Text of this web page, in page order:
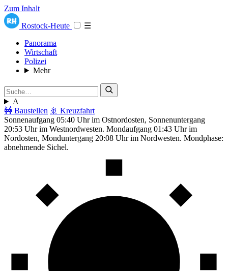
Zum Inhalt
Rostock-Heute
☰
Panorama
Wirtschaft
Polizei
Mehr
A
🚧 Baustellen 🚢 Kreuzfahrt
Sonnenaufgang 05:40 Uhr im Ostnordosten, Sonnenuntergang
20:53 Uhr im Westnordwesten. Mondaufgang 01:43 Uhr im
Nordosten, Monduntergang 20:08 Uhr im Nordwesten. Mondphase:
abnehmende Sichel.